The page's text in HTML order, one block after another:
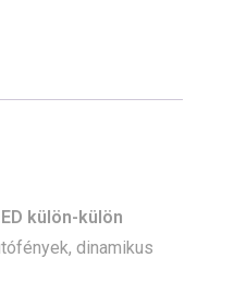
külön-külön
dinamikus